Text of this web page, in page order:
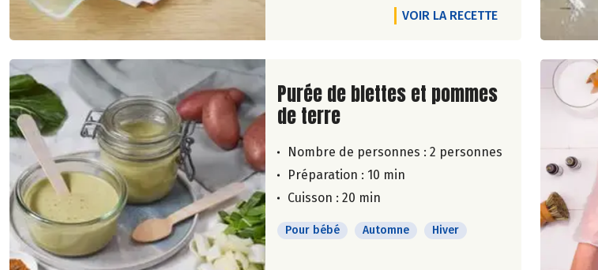
VOIR LA RECETTE
Lire la suite de la recette
Purée de blettes et pommes
de terre
Nombre de personnes : 2 personnes
Préparation : 10 min
Cuisson : 20 min
Pour bébé Automne Hiver